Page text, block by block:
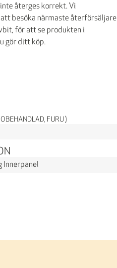
återges korrekt. Vi
besöka närmaste återförsäljare
för att se produkten i
gör ditt köp.
OBEHANDLAD, FURU )
Innerpanel